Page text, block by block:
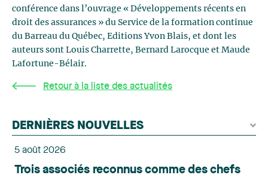
conférence dans l’ouvrage « Développements récents en
droit des assurances » du Service de la formation continue
du Barreau du Québec, Editions Yvon Blais, et dont les
auteurs sont Louis Charrette, Bernard Larocque et Maude
Lafortune-Bélair.
Retour à la liste des actualités
DERNIÈRES NOUVELLES
5 août 2026
Trois associés reconnus comme des chefs